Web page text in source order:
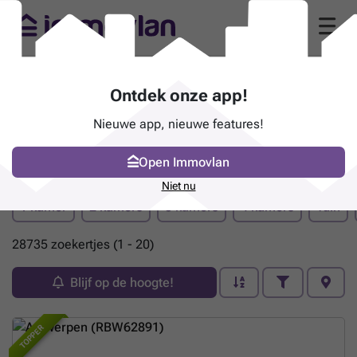
Pand te koop
1 kamer 2 kamers 3 kamers 4 kamers Tuin
28735 zoekertjes (1 - 20)
Blijf op de hoogte!
TOPPER
Ontdek onze app!
Nieuwe app, nieuwe features!
Open Immovlan
Niet nu